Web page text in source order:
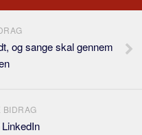
og sange skal gennem
BIDRAG